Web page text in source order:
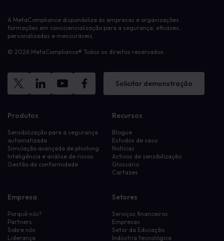
A MetaCompliance disponibiliza às empresas e organizações
formações em consciencialização para a segurança, eficazes,
personalizadas e mensuráveis.
© 2026 MetaCompliance® Todos os direitos reservados.
Solicitar demonstração
Produtos
Sensibilização para a segurança
automatizada
Simulação avançada de phishing
Inteligência e análise de riscos
Gestão da conformidade
Recursos
Blogue
Estudos de caso
Notícias
Activos de sensibilização
Glossário
Cartazes
Empresa
Porquê nós?
Partners
Sobre nós
Liderança
Setores
Serviços financeiros
Empresas
Setor da Educação
Indústria tecnológica